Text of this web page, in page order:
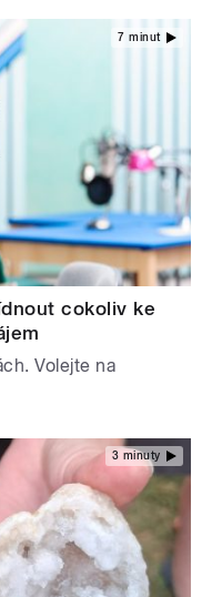
7 minut
cokoliv ke
Volejte na
3 minuty